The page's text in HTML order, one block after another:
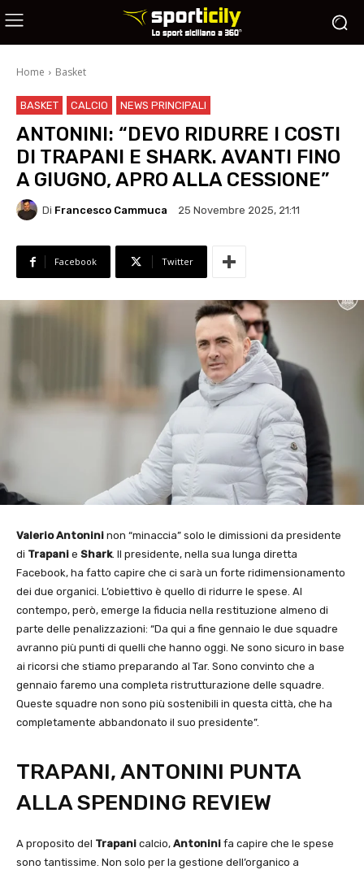
Home Basket
BASKET CALCIO NEWS PRINCIPALI
ANTONINI: “DEVO RIDURRE I COSTI
DI TRAPANI E SHARK. AVANTI FINO
A GIUGNO, APRO ALLA CESSIONE”
Di Francesco Cammuca 25 Novembre 2025, 21:11
Facebook Twitter
Valerio Antonini non “minaccia” solo le dimissioni da presidente
di Trapani e Shark. Il presidente, nella sua lunga diretta
Facebook, ha fatto capire che ci sarà un forte ridimensionamento
dei due organici. L’obiettivo è quello di ridurre le spese. Al
contempo, però, emerge la fiducia nella restituzione almeno di
parte delle penalizzazioni: “Da qui a fine gennaio le due squadre
avranno più punti di quelli che hanno oggi. Ne sono sicuro in base
ai ricorsi che stiamo preparando al Tar. Sono convinto che a
gennaio faremo una completa ristrutturazione delle squadre.
Queste squadre non sono più sostenibili in questa città, che ha
completamente abbandonato il suo presidente”.
TRAPANI, ANTONINI PUNTA
ALLA SPENDING REVIEW
A proposito del Trapani calcio, Antonini fa capire che le spese
sono tantissime. Non solo per la gestione dell’organico a